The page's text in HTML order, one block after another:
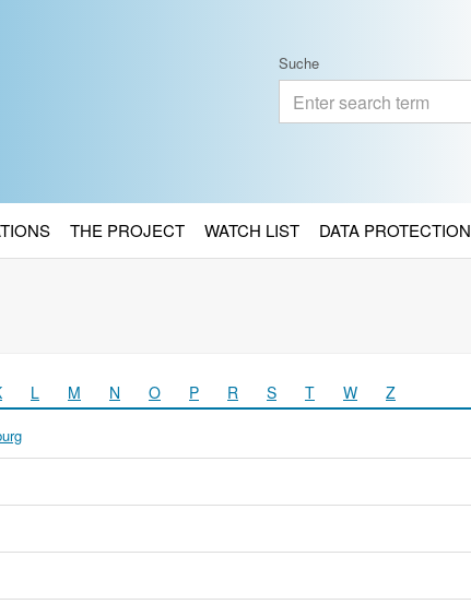
Suche
THE PROJECT WATCH LIST DATA PROTECTION
L M N O P R S T W Z